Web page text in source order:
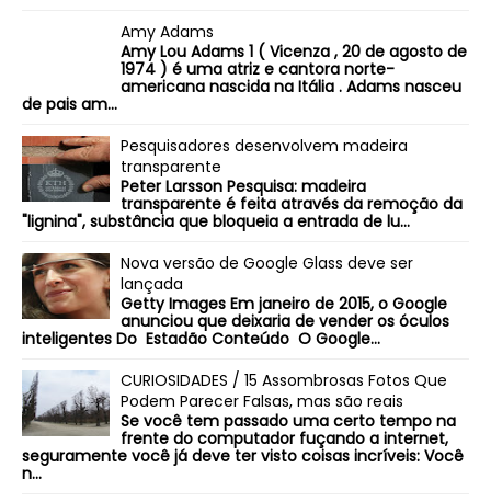
Amy Adams
Amy Lou Adams 1 ( Vicenza , 20 de agosto de
1974 ) é uma atriz e cantora norte-
americana nascida na Itália . Adams nasceu
de pais am...
Pesquisadores desenvolvem madeira
transparente
Peter Larsson Pesquisa: madeira
transparente é feita através da remoção da
"lignina", substância que bloqueia a entrada de lu...
Nova versão de Google Glass deve ser
lançada
Getty Images Em janeiro de 2015, o Google
anunciou que deixaria de vender os óculos
inteligentes Do Estadão Conteúdo O Google...
CURIOSIDADES / 15 Assombrosas Fotos Que
Podem Parecer Falsas, mas são reais
Se você tem passado uma certo tempo na
frente do computador fuçando a internet,
seguramente você já deve ter visto coisas incríveis: Você
n...